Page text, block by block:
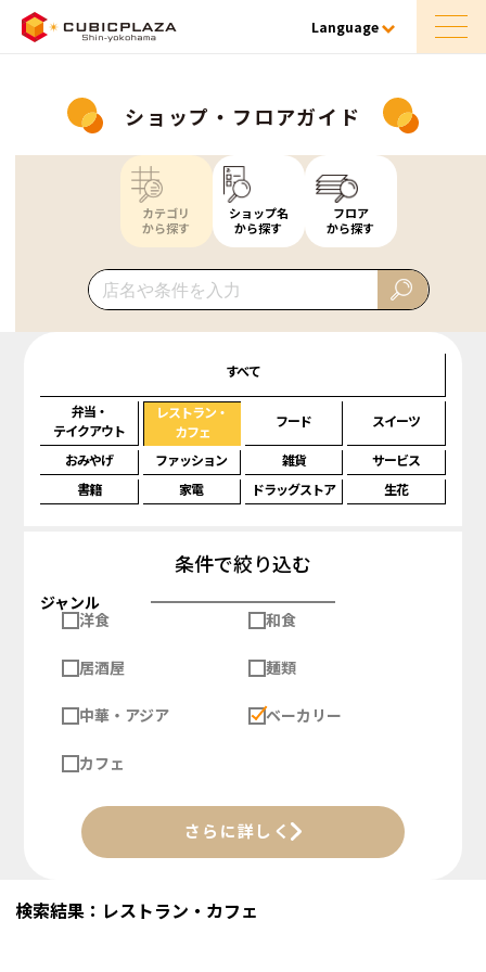
Language
ショップ・フロアガイド
カテゴリ
から探す
ショップ名
から探す
フロア
から探す
すべて
弁当・
テイクアウト
レストラン・
カフェ
フード スイーツ
おみやげ ファッション 雑貨
サービス
書籍
家電 ドラッグストア 生花
条件で絞り込む
ジャンル
洋食
和食
居酒屋 麺類
中華・アジア ベーカリー
カフェ
さらに詳しく
検索結果：レストラン・カフェ